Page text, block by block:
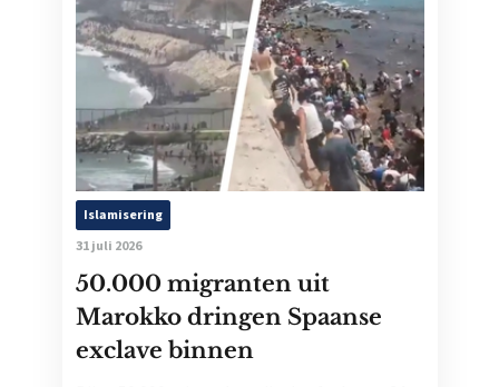
Islamisering
31 juli 2026
50.000 migranten uit
Marokko dringen Spaanse
exclave binnen